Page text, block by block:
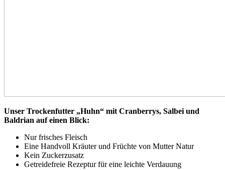
Unser Trockenfutter „Huhn“ mit Cranberrys, Salbei und
Baldrian auf einen Blick:
Nur frisches Fleisch
Eine Handvoll Kräuter und Früchte von Mutter Natur
Kein Zuckerzusatz
Getreidefreie Rezeptur für eine leichte Verdauung